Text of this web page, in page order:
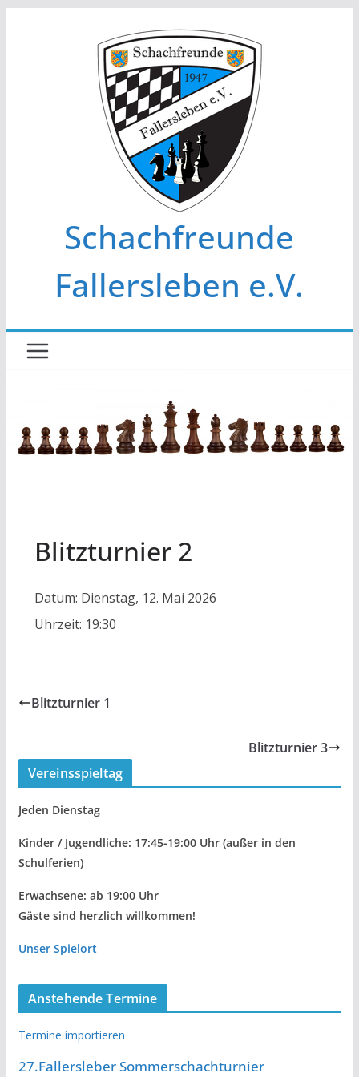
Schachfreunde
Fallersleben e.V.
Blitzturnier 2
Datum: Dienstag, 12. Mai 2026
Uhrzeit: 19:30
Blitzturnier 1
Blitzturnier 3
Vereinsspieltag
Jeden Dienstag
Kinder / Jugendliche: 17:45-19:00 Uhr (außer in den
Schulferien)
Erwachsene: ab 19:00 Uhr
Gäste sind herzlich willkommen!
Unser Spielort
Anstehende Termine
Termine importieren
27.Fallersleber Sommerschachturnier